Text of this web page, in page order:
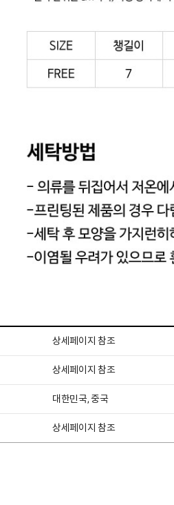
상세페이지 참조
상세페이지 참조
대한민국, 중국
상세페이지 참조